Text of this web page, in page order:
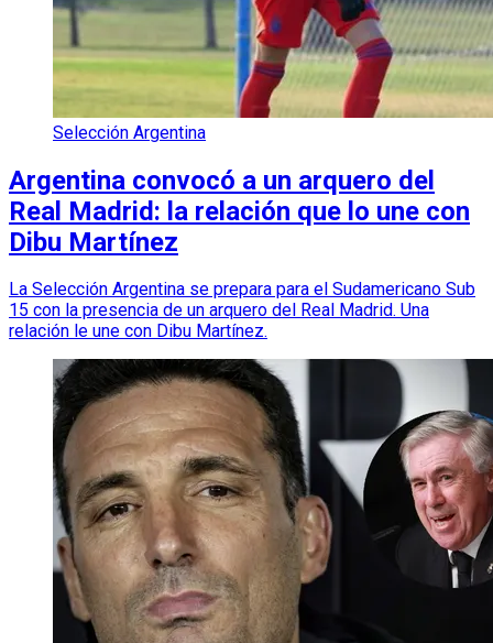
Selección Argentina
Argentina convocó a un arquero del
Real Madrid: la relación que lo une con
Dibu Martínez
La Selección Argentina se prepara para el Sudamericano Sub
15 con la presencia de un arquero del Real Madrid. Una
relación le une con Dibu Martínez.